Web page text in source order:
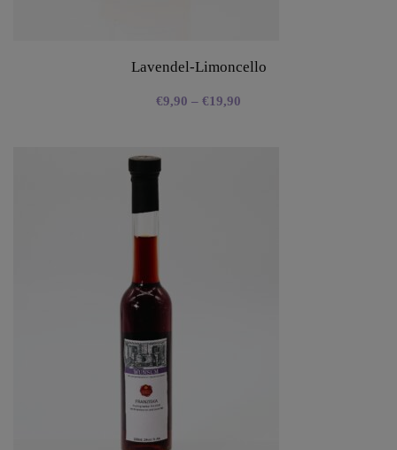
Lavendel-Limoncello
€9,90 – €19,90